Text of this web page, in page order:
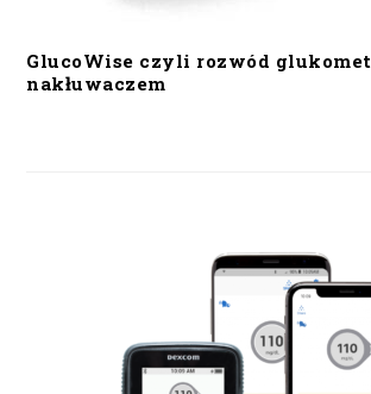
GlucoWise czyli rozwód
nakłuwaczem